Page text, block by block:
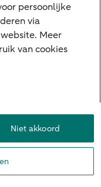
persoonlijke
via
Meer
van cookies
Niet akkoord